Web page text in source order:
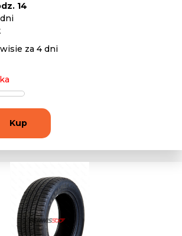
14
za 4 dni
Kup